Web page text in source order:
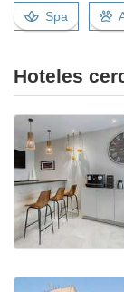
Spa
Hoteles